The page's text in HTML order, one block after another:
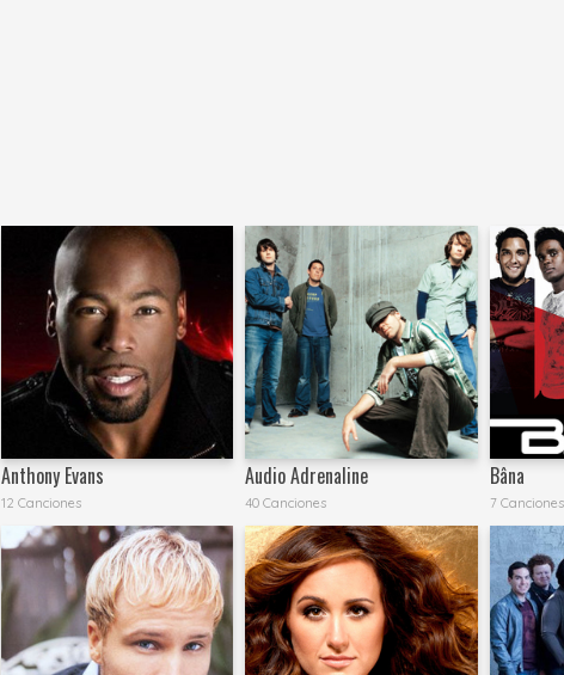
Anthony Evans
12 Canciones
Audio Adrenaline
40 Canciones
Bâna
7 Canciones